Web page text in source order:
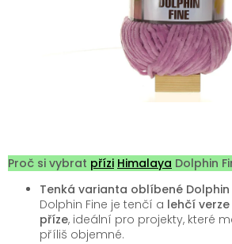
Proč si vybrat přízi Himalaya Dolphin
Tenká varianta oblíbené Dolphin
Dolphin Fine je tenčí a lehčí
příze, ideální pro projekty, které
příliš objemné.